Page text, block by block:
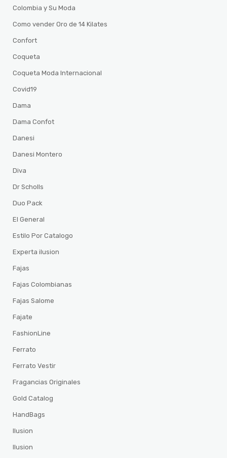
Colombia y Su Moda
Como vender Oro de 14 Kilates
Confort
Coqueta
Coqueta Moda Internacional
Covid19
Dama
Dama Confot
Danesi
Danesi Montero
Diva
Dr Scholls
Duo Pack
El General
Estilo Por Catalogo
Experta ilusion
Fajas
Fajas Colombianas
Fajas Salome
Fajate
FashionLine
Ferrato
Ferrato Vestir
Fragancias Originales
Gold Catalog
HandBags
Ilusion
Ilusion